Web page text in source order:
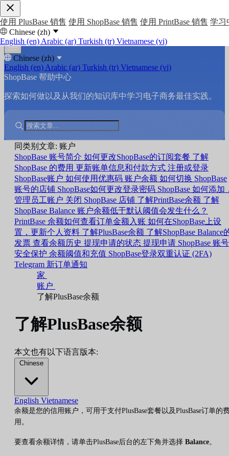
使用 PlusBase 销售 使用 ShopBase 销售 使用 PrintBase 销售 学习
Chinese (zh)
English (en) Arabic (ar) Turkish (tr) Vietnamese (vi)
Chinese (zh)
English (en) Arabic (ar) Turkish (tr) Vietnamese (vi)
ShopBase 帮助中心
探索如何做以及从我们的知识库中学习电子商务最佳实践。
同类别文章: 账户
ShopBase 账号简介 如何更改ShopBase的订阅套餐 了解
ShopBase 的费用 更新账单信息和付款方式 注册或登录
ShopBase账户 如何使用优惠码 账户余额 如何切换 ShopBase
账号的店铺 ShopBase如何更改登录密码 ShopBase 如何添加
管理员工账户 关闭 ShopBase 店铺 了解PrintBase余额 了解
ShopBase Balance 账户余额低于默认阈值会发生什么？
PrintBase 余额如何查看订单金额入账 如何在ShopBase上设
置，更新个人资料 了解PlusBase余额 了解ShopBase Balance
发票 查看余额历史 提现申请的状态 提现申请 ShopBase 账号
安全保护 余额阈值和充值 ShopBase登录双重认证 (2FA)
Telegram 新订单通知
家
账户
了解PlusBase余额
了解PlusBase余额
本文也有以下语言版本:
Chinese
English Vietnamese
余额是您的信用账户，可用于支付PlusBase套餐以及PlusBase订单的
用。
要查看余额详情，请单击PlusBase后台的左下角并选择 Balance。